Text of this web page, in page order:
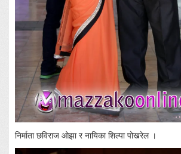
निर्माता छविराज ओझा र नायिका शिल्पा पोखरेल ।